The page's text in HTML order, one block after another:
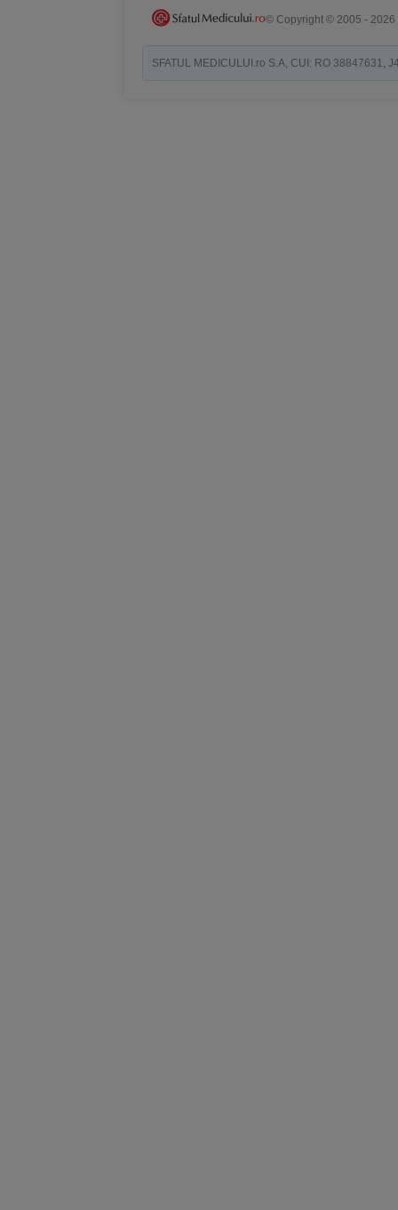
© Copyright © 2005 - 2026
SFATUL MEDICULUI.ro S.A, CUI: RO 38847631,